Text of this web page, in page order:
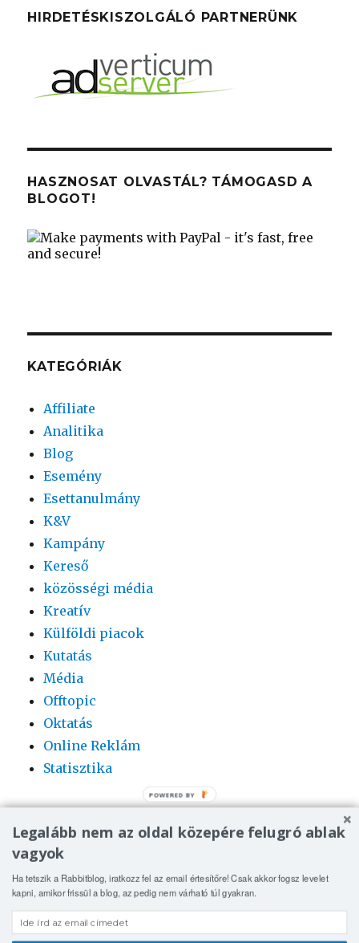
HIRDETÉSKISZOLGÁLÓ PARTNERÜNK
HASZNOSAT OLVASTÁL? TÁMOGASD A
BLOGOT!
KATEGÓRIÁK
Affiliate
Analitika
Blog
Esemény
Esettanulmány
K&V
Kampány
Kereső
közösségi média
Kreatív
Külföldi piacok
Kutatás
Média
Offtopic
Oktatás
Online Reklám
Statisztika
Legalább nem az oldal közepére felugró ablak
vagyok
Ha tetszik a Rabbitblog, iratkozz fel az email értesítőre! Csak akkor fogsz levelet
kapni, amikor frissül a blog, az pedig nem várható túl gyakran.